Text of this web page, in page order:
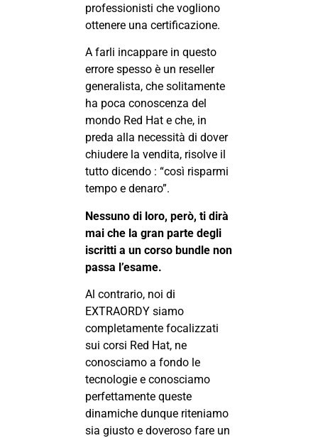
professionisti che vogliono
ottenere una certificazione.
A farli incappare in questo
errore spesso è un reseller
generalista, che solitamente
ha poca conoscenza del
mondo Red Hat e che, in
preda alla necessità di dover
chiudere la vendita, risolve il
tutto dicendo : “così risparmi
tempo e denaro”.
Nessuno di loro, però, ti dirà
mai che la gran parte degli
iscritti a un corso bundle non
passa l’esame.
Al contrario, noi di
EXTRAORDY siamo
completamente focalizzati
sui corsi Red Hat, ne
conosciamo a fondo le
tecnologie e conosciamo
perfettamente queste
dinamiche dunque riteniamo
sia giusto e doveroso fare un